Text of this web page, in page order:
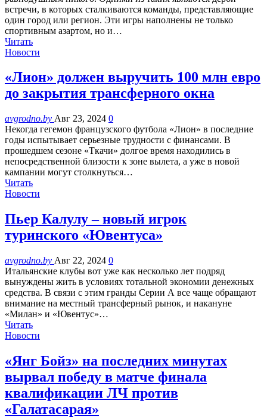
встречи, в которых сталкиваются команды, представляющие
один город или регион. Эти игры наполнены не только
спортивным азартом, но и…
Читать
Новости
«Лион» должен выручить 100 млн евро
до закрытия трансферного окна
avgrodno.by Авг 23, 2024 0
Некогда гегемон французского футбола «Лион» в последние
годы испытывает серьезные трудности с финансами. В
прошедшем сезоне «Ткачи» долгое время находились в
непосредственной близости к зоне вылета, а уже в новой
кампании могут столкнуться…
Читать
Новости
Пьер Калулу – новый игрок
туринского «Ювентуса»
avgrodno.by Авг 22, 2024 0
Итальянские клубы вот уже как несколько лет подряд
вынуждены жить в условиях тотальной экономии денежных
средства. В связи с этим гранды Серии А все чаще обращают
внимание на местный трансферный рынок, и накануне
«Милан» и «Ювентус»…
Читать
Новости
«Янг Бойз» на последних минутах
вырвал победу в матче финала
квалификации ЛЧ против
«Галатасарая»